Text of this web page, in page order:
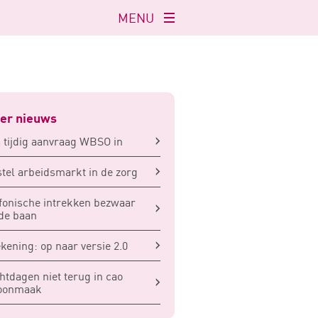
Navigatie
openen
MENU
nieuws
tijdig aanvraag WBSO in
arbeidsmarkt in de zorg
intrekken bezwaar
baan
op naar versie 2.0
niet terug in cao